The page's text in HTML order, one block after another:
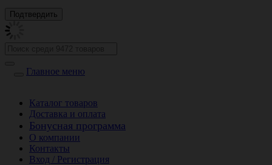
Главное меню
Каталог товаров
Доставка и оплата
Бонусная программа
О компании
Контакты
Вход / Регистрация